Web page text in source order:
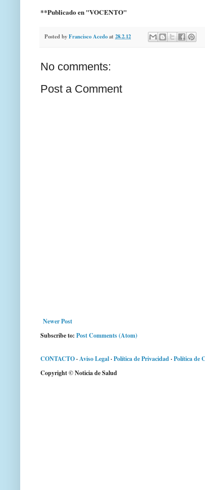
**Publicado en "VOCENTO"
Posted byFrancisco Acedoat 28.2.12
No comments:
Post a Comment
Newer Post
Subscribe to: Post Comments (Atom)
CONTACTO·Aviso Legal·Política de Privacidad·Política de
Copyright © Noticia de Salud